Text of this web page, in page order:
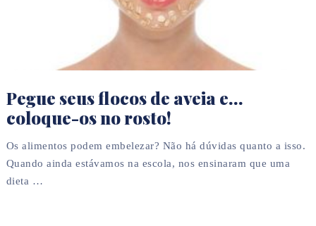
Pegue seus flocos de aveia e…
coloque-os no rosto!
Os alimentos podem embelezar? Não há dúvidas quanto a isso.
Quando ainda estávamos na escola, nos ensinaram que uma
dieta …